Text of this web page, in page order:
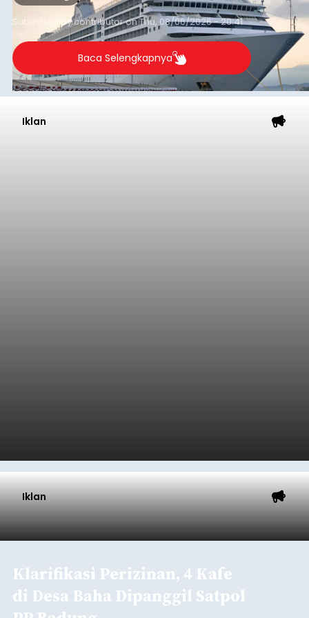
yang tercatat sebesar 1,32 juta GT.
Submitted bycontributoronThu, 08/06/2026 - 20:41
Baca Selengkapnya
Iklan
Iklan
Klarifikasi Perizinan, 4 Kafe
di Desa Baha Dipanggil Satpol